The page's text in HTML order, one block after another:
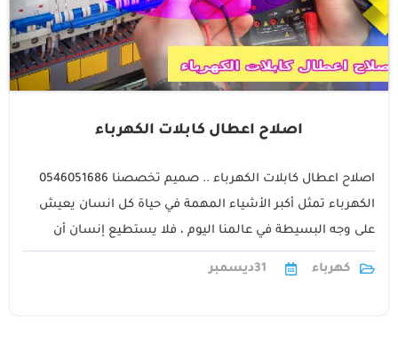
اصلاح اعطال كابلات الكهرباء
اصلاح اعطال كابلات الكهرباء .. صميم تخصصنا 0546051686
الكهرباء تمثل أكبر الأشياء المهمة في حياة كل انسان يعيش
على وجه البسيطة في عالمنا اليوم ، فلا يستطيع إنسان أن
يعزل نفسه1
كهرباء
31ديسمبر